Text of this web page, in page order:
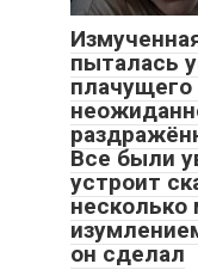
пыталась
Все были
устроит
несколько
он сделал